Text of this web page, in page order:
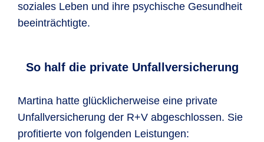
soziales Leben und ihre psychische Gesundheit
beeinträchtigte.
So half die private Unfallversicherung
Martina hatte glücklicherweise eine private
Unfallversicherung der R+V abgeschlossen. Sie
profitierte von folgenden Leistungen: